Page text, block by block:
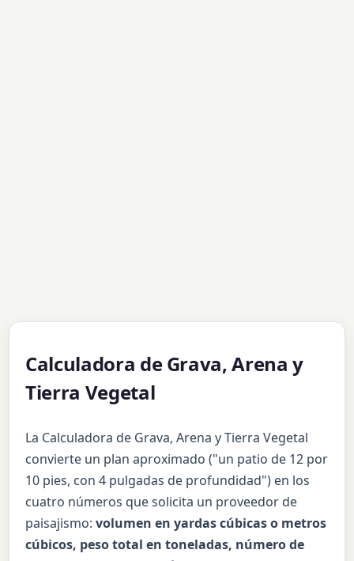
Calculadora de Grava, Arena y
Tierra Vegetal
La Calculadora de Grava, Arena y Tierra Vegetal
convierte un plan aproximado ("un patio de 12 por
10 pies, con 4 pulgadas de profundidad") en los
cuatro números que solicita un proveedor de
paisajismo:volumen en yardas cúbicas o metros
cúbicos, peso total en toneladas, número de